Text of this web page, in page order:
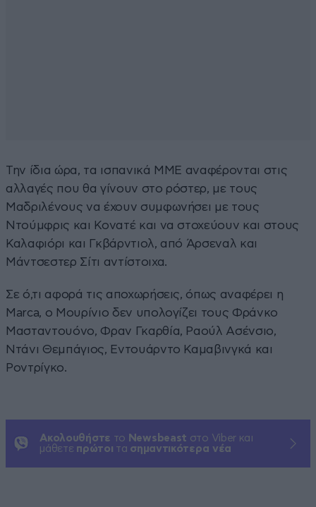
Την ίδια ώρα, τα ισπανικά ΜΜΕ αναφέρονται στις
αλλαγές που θα γίνουν στο ρόστερ, με τους
Μαδριλένους να έχουν συμφωνήσει με τους
Ντούμφρις και Κονατέ και να στοχεύουν και στους
Καλαφιόρι και Γκβάρντιολ, από Άρσεναλ και
Μάντσεστερ Σίτι αντίστοιχα.
Σε ό,τι αφορά τις αποχωρήσεις, όπως αναφέρει η
Marca, ο Μουρίνιο δεν υπολογίζει τους Φράνκο
Μασταντουόνο, Φραν Γκαρθία, Ραούλ Ασένσιο,
Ντάνι Θεμπάγιος, Εντουάρντο Καμαβινγκά και
Ροντρίγκο.
Ακολουθήστε το Newsbeast στο Viber και
μάθετε πρώτοι τα σημαντικότερα νέα